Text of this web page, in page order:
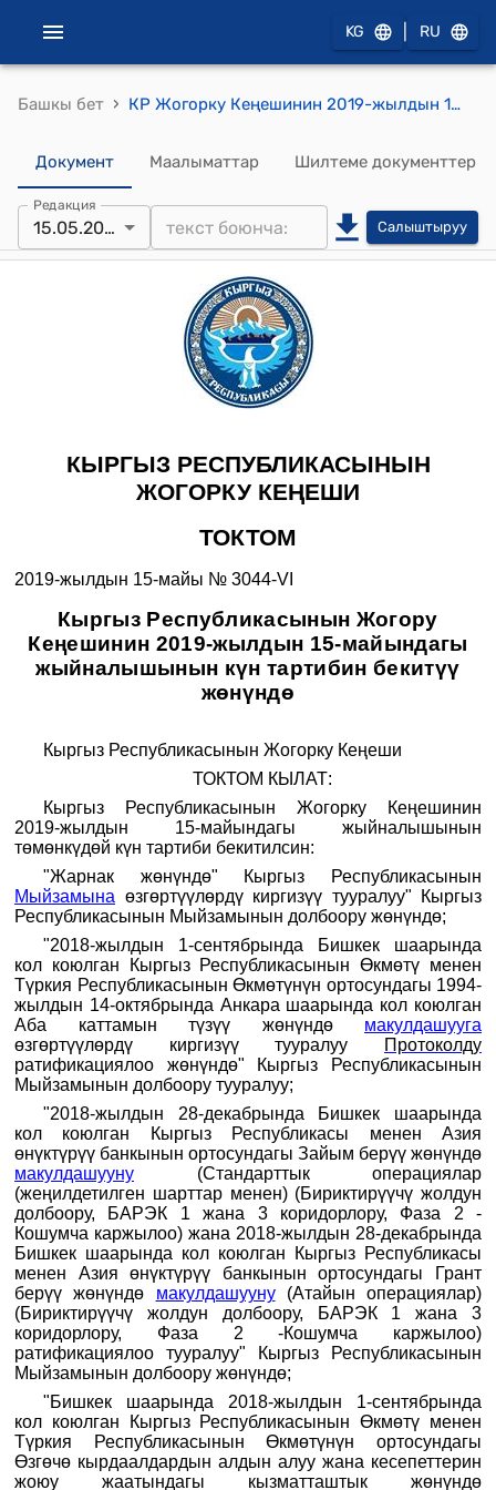
KG RU
Башкы бет › КР Жогорку Кеңешинин 2019-жылдын 15-майындагы № 3044-VI "Кыргыз Республикасынын Жогору Кеңешинин 2019-жылдын 15-майындагы жыйналышынын күн тартибин бекитүү жөнүндө" токтому
Документ Маалыматтар Шилтеме документтер
Редакция
15.05.2019 Салыштыруу